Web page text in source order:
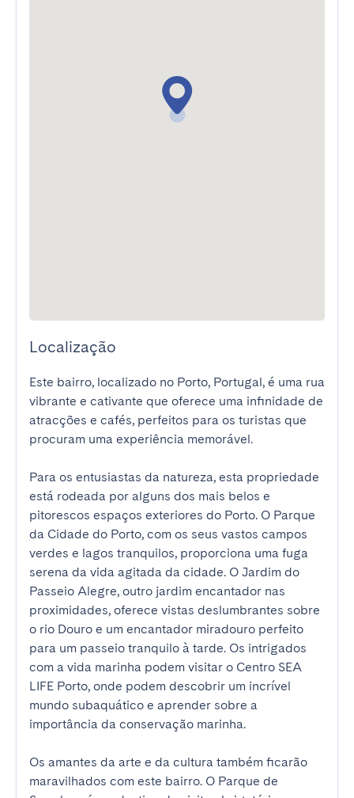
Localização
Este bairro, localizado no Porto, Portugal, é uma rua
vibrante e cativante que oferece uma infinidade de
atracções e cafés, perfeitos para os turistas que
procuram uma experiência memorável.
Para os entusiastas da natureza, esta propriedade
está rodeada por alguns dos mais belos e
pitorescos espaços exteriores do Porto. O Parque
da Cidade do Porto, com os seus vastos campos
verdes e lagos tranquilos, proporciona uma fuga
serena da vida agitada da cidade. O Jardim do
Passeio Alegre, outro jardim encantador nas
proximidades, oferece vistas deslumbrantes sobre
o rio Douro e um encantador miradouro perfeito
para um passeio tranquilo à tarde. Os intrigados
com a vida marinha podem visitar o Centro SEA
LIFE Porto, onde podem descobrir um incrível
mundo subaquático e aprender sobre a
importância da conservação marinha.
Os amantes da arte e da cultura também ficarão
maravilhados com este bairro. O Parque de